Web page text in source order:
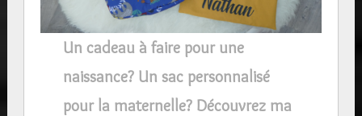
Un cadeau à faire pour une
naissance? Un sac personnalisé
pour la maternelle? Découvrez ma